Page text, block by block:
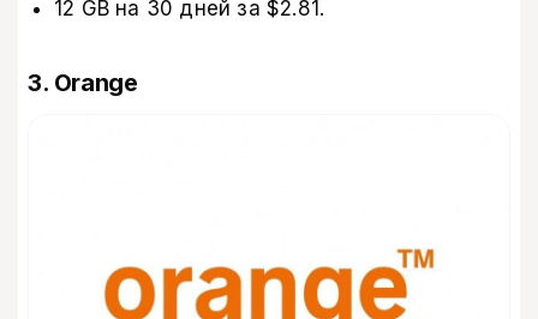
12 GB на 30 дней за $2.81.
3. Orange